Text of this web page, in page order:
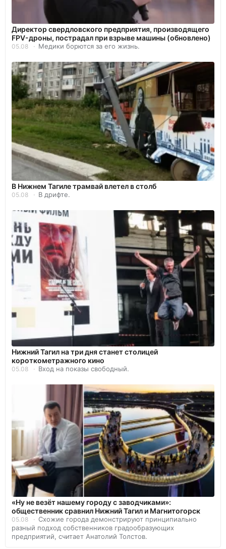
Директор свердловского предприятия, производящего
FPV-дроны, пострадал при взрыве машины (обновлено)
05.08 Медики борются за его жизнь.
В Нижнем Тагиле трамвай влетел в столб
05.08 В дрифте.
Нижний Тагил на три дня станет столицей
короткометражного кино
05.08 Вход на показы свободный.
«Ну не везёт нашему городу с заводчиками»:
общественник сравнил Нижний Тагил и Магнитогорск
05.08
Схожие города демонстрируют принципиально
разный подход собственников градообразующих
предприятий, считает Анатолий Толстов.